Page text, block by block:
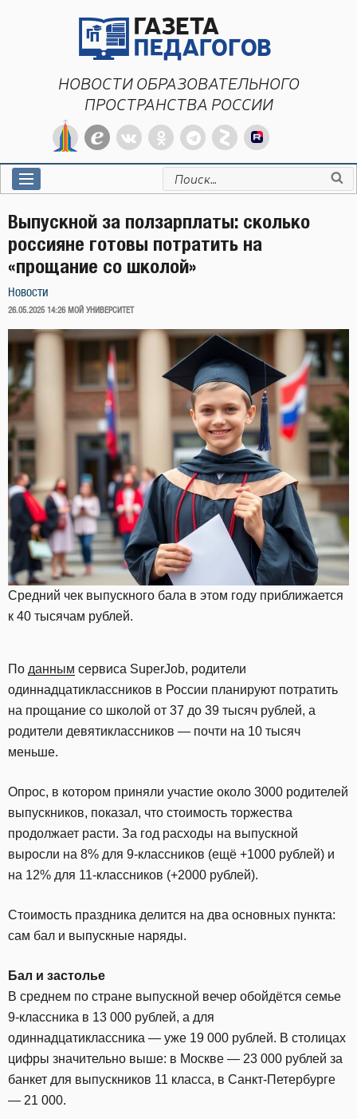
НОВОСТИ ОБРАЗОВАТЕЛЬНОГО
ПРОСТРАНСТВА РОССИИ
Искать:
Выпускной за ползарплаты: сколько
россияне готовы потратить на
«прощание со школой»
Новости
ОПУБЛИКОВАНО
26.05.2025 14:26 МОЙ УНИВЕРСИТЕТ
Средний чек выпускного бала в этом году приближается
к 40 тысячам рублей.
По данным сервиса SuperJob, родители
одиннадцатиклассников в России планируют потратить
на прощание со школой от 37 до 39 тысяч рублей, а
родители девятиклассников — почти на 10 тысяч
меньше.
Опрос, в котором приняли участие около 3000 родителей
выпускников, показал, что стоимость торжества
продолжает расти. За год расходы на выпускной
выросли на 8% для 9-классников (ещё +1000 рублей) и
на 12% для 11-классников (+2000 рублей).
Стоимость праздника делится на два основных пункта:
сам бал и выпускные наряды.
Бал и застолье
В среднем по стране выпускной вечер обойдётся семье
9-классника в 13 000 рублей, а для
одиннадцатиклассника — уже 19 000 рублей. В столицах
цифры значительно выше: в Москве — 23 000 рублей за
банкет для выпускников 11 класса, в Санкт-Петербурге
— 21 000.